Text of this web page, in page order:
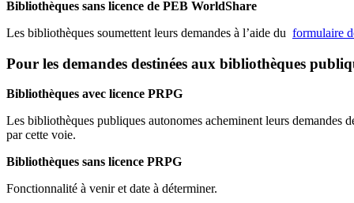
Bibliothèques sans licence de PEB WorldShare
Les bibliothèques soumettent leurs demandes à l’aide du formulaire
Pour les demandes destinées aux bibliothèques
Bibliothèques avec licence PRPG
Les bibliothèques publiques autonomes acheminent leurs demandes
par cette voie.
Bibliothèques sans licence PRPG
Fonctionnalité à venir et date à déterminer.